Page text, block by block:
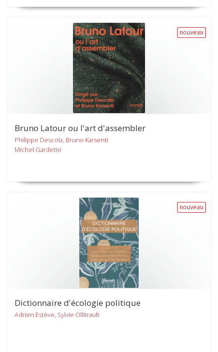
nouveau
Bruno Latour ou l'art d'assembler
Philippe Descola, Bruno Karsenti
Michel Gardette
nouveau
Dictionnaire d'écologie politique
Adrien Estève, Sylvie Ollitrault